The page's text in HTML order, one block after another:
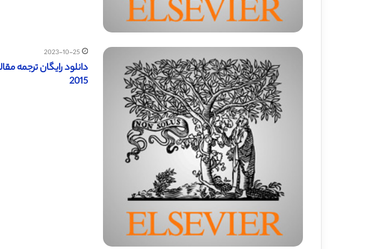
2023-10-25
2015